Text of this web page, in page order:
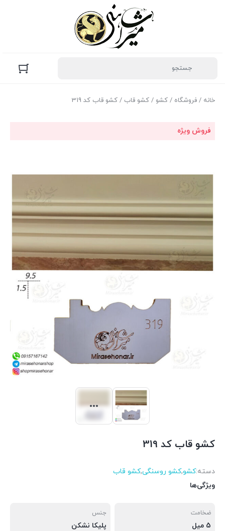
خانه / فروشگاه / کشو / کشو قاب / کشو قاب کد 319
فروش ویژه
کشو قاب کد 319
دسته:کشو,کشو روسنگی,کشو قاب
ویژگی‌ها
ضخامت
5 میل
جنس
پلیکا نشکن